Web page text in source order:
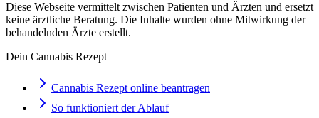
Diese Webseite vermittelt zwischen Patienten und Ärzten und ersetzt
keine ärztliche Beratung. Die Inhalte wurden ohne Mitwirkung der
behandelnden Ärzte erstellt.
Dein Cannabis Rezept
Cannabis Rezept online beantragen
So funktioniert der Ablauf